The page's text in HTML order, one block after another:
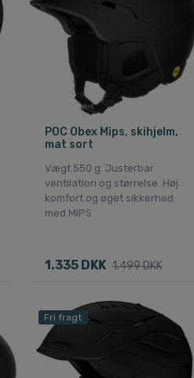
POC Obex Mips, skihjelm,
mat sort
Vægt 550 g. Justerbar
ventilation og størrelse. Høj
komfort og øget sikkerhed
med MIPS
1.335 DKK 1.499 DKK
Fri fragt